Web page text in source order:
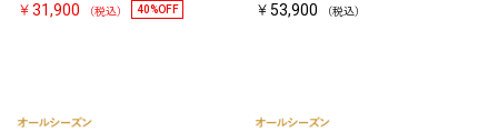
￥31,900 （税込） 40%OFF ￥53,900 （税込）